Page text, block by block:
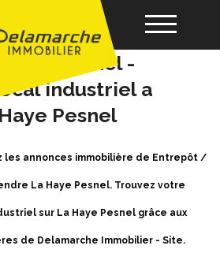
Entrepôt / Local
Pesnel -
industriel a
Pesnel
les annonces immobilière de Entrepôt /
La Haye Pesnel. Trouvez votre
sur La Haye Pesnel grâce aux
de Delamarche Immobilier - Site.